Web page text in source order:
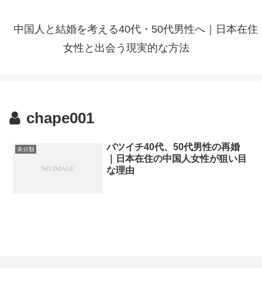
中国人と結婚を考える40代・50代男性へ｜日本在住
女性と出会う現実的な方法
chape001
未分類
バツイチ40代、50代男性の再婚
｜日本在住の中国人女性が狙い目
な理由